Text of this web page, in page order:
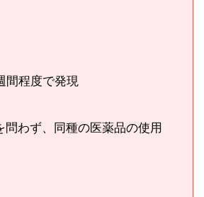
程度で発現
わず、同種の医薬品の使用